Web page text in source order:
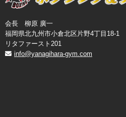
会長 柳原 廣一
福岡県北九州市小倉北区片野4丁目18-1
リタファースト201
info@yanagihara-gym.com